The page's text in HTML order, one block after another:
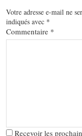
Votre adresse e-mail ne
indiqués avec *
Commentaire *
Recevoir les